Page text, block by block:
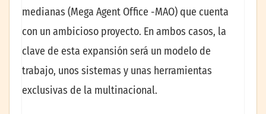
medianas (Mega Agent Office -MAO) que cuenta
con un ambicioso proyecto. En ambos casos, la
clave de esta expansión será un modelo de
trabajo, unos sistemas y unas herramientas
exclusivas de la multinacional.